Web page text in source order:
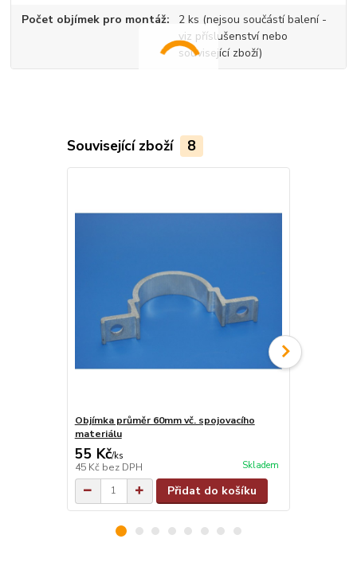
Počet objímek pro montáž
2 ks (nejsou součástí balení -
viz příslušenství nebo
související zboží)
Související zboží 8
Objímka průměr 60mm vč. spojovacího
materiálu
55 Kč/ks
45 Kč bez DPH Skladem
Přidat do košíku